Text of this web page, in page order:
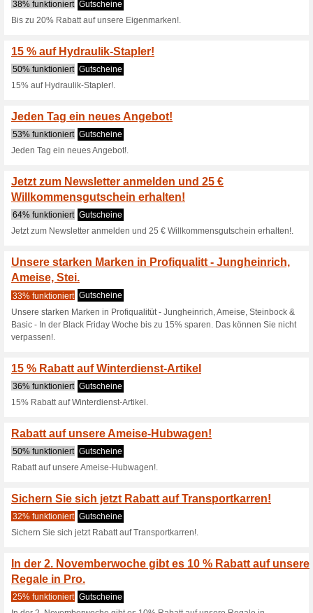
10-15 % Rabatt auf
Gutscheine
10-15% Rabatt auf unsere
Hubwagen mit
39% funktioniert Gutscheine
Hubwagen mit Rabatt!.
Rabatt auf
57% funktioniert Gutscheine
Rabatt auf Wiegehubwagen.
Sparen Sie in der 3.
Tische fr A.